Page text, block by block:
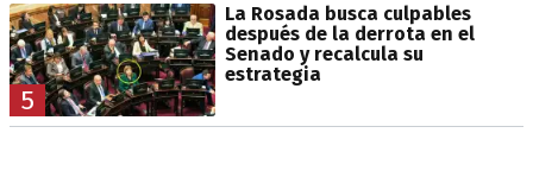
5
La Rosada busca culpables
después de la derrota en el
Senado y recalcula su
estrategia